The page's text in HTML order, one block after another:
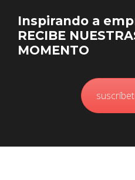
Inspirando a
RECIBE
MOMENTO